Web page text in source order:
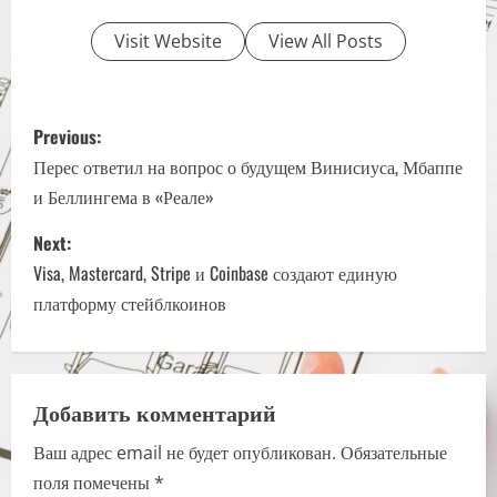
Visit Website View All Posts
P
o
s
t
n
a
v
i
Previous:
Перес ответил на вопрос о будущем Винисиуса, Мбаппе
и Беллингема в «Реале»
Next:
Visa, Mastercard, Stripe и Coinbase создают единую
платформу стейблкоинов
Добавить комментарий
Ваш адрес email не будет опубликован. Обязательные
поля помечены*